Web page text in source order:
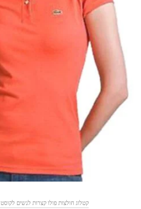
קטלוג חולצות פולו קצרות לנשים לקוסט LACOSTE